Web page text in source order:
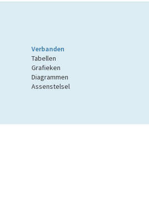
Verbanden
Tabellen
Grafieken
Diagrammen
Assenstelsel